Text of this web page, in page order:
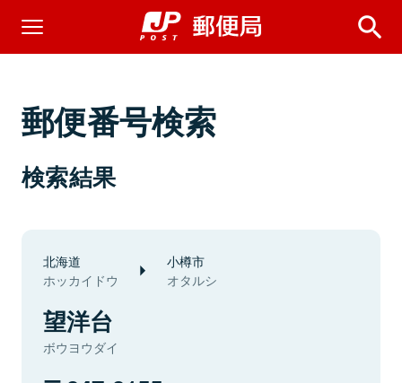
郵便番号検索
検索結果
北海道
ホッカイドウ
小樽市
オタルシ
望洋台
ボウヨウダイ